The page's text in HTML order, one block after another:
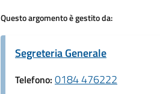
Questo argomento è gestito da:
Segreteria Generale
Telefono: 0184 476222